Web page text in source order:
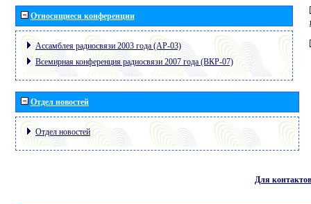
Относящиеся конференции
Ассамблея радиосвязи 2003 года (АР-03)
Всемирная конференция радиосвязи 2007 года (ВКР-07)
Отдел новостей
Отдел новостей
Для контактов